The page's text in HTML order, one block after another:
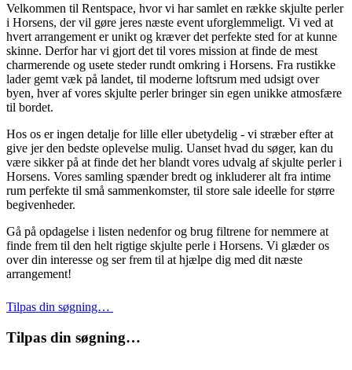
Velkommen til Rentspace, hvor vi har samlet en række skjulte perler
i Horsens, der vil gøre jeres næste event uforglemmeligt. Vi ved at
hvert arrangement er unikt og kræver det perfekte sted for at kunne
skinne. Derfor har vi gjort det til vores mission at finde de mest
charmerende og usete steder rundt omkring i Horsens. Fra rustikke
lader gemt væk på landet, til moderne loftsrum med udsigt over
byen, hver af vores skjulte perler bringer sin egen unikke atmosfære
til bordet.
Hos os er ingen detalje for lille eller ubetydelig - vi stræber efter at
give jer den bedste oplevelse mulig. Uanset hvad du søger, kan du
være sikker på at finde det her blandt vores udvalg af skjulte perler i
Horsens. Vores samling spænder bredt og inkluderer alt fra intime
rum perfekte til små sammenkomster, til store sale ideelle for større
begivenheder.
Gå på opdagelse i listen nedenfor og brug filtrene for nemmere at
finde frem til den helt rigtige skjulte perle i Horsens. Vi glæder os
over din interesse og ser frem til at hjælpe dig med dit næste
arrangement!
Tilpas din søgning…
Tilpas din søgning…